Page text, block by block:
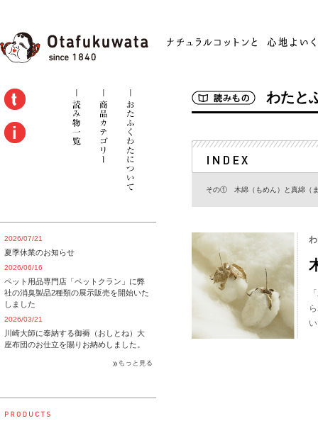
わたと
その① 木綿（もめん）と真綿（
2026/07/21
夏季休業のお知らせ
2026/06/16
ペット用品専門店「ペットクラン」に弊
社の消臭製品2種類の展示販売を開始いた
しました
2026/03/21
川崎大師に奉納する御褥（おしとね）大
座布団のお仕立を賜りお納めしました。